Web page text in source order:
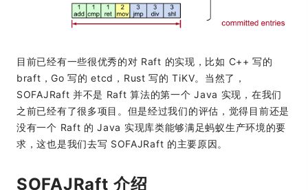
目前已经有一些很优秀的对 Raft 的实现，比如 C++ 写的
braft，Go 写的 etcd，Rust 写的 TiKV。当然了，
SOFAJRaft 并不是 Raft 算法的第一个 Java 实现，在我们
之前已经有了很多项目。但是经过我们的评估，觉得目前还是
没有一个 Raft 的 Java 实现库类能够满足蚂蚁生产环境的要
求，这也是我们去写 SOFAJRaft 的主要原因。
SOFAJRaft 介绍